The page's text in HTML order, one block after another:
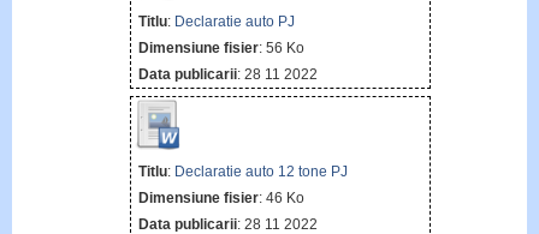
Titlu: Declaratie auto PJ
Dimensiune fisier: 56 Ko
Data publicarii: 28 11 2022
Titlu: Declaratie auto 12 tone PJ
Dimensiune fisier: 46 Ko
Data publicarii: 28 11 2022